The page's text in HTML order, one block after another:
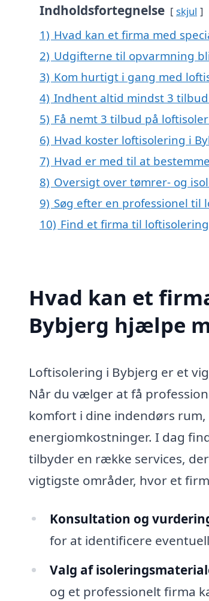
Indholdsfortegnelse skjul
1) Hvad kan et firma med
2) Udgifterne til opvarmning
3) Kom hurtigt i gang med
4) Indhent altid mindst 3
5) Få nemt 3 tilbud på
6) Hvad koster loftisolering i
7) Hvad er med til at
8) Oversigt over tømrer- og
9) Søg efter en professionel
10) Find et firma til
Hvad kan et
Bybjerg hjælpe
Loftisolering i Bybjerg er et
Når du vælger at få
komfort i dine indendørs
energiomkostninger. I dag
tilbyder en række services,
vigtigste områder, hvor et
Konsultation og
for at identificere
Valg af
og et professionelt firma